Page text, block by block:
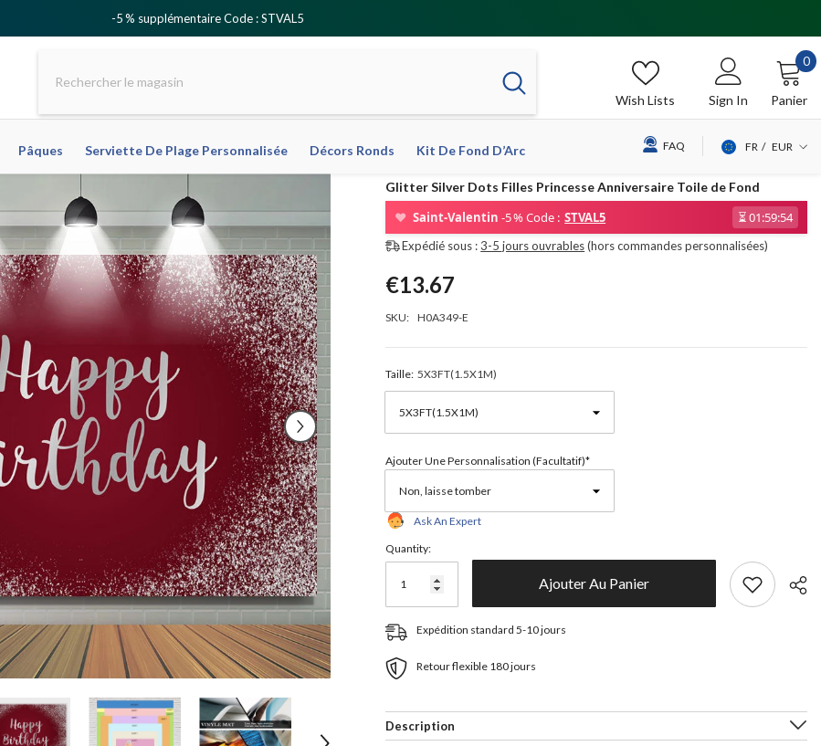
-5 % supplémentaire Code : STVAL5
Wish Lists Sign In Panier
00
Pâques Serviette De Plage Personnalisée Décors Ronds Kit De Fond D’Arc FAQ FR
EUR
EUR
GBP
Glitter Silver Dots Filles Princesse Anniversaire Toile de Fond
❤ Saint-Valentin -5 % Code : STVAL5 ⏳01:59:54
Expédié sous :3-5 jours ouvrables(hors commandes personnalisées)
€13.67
SKU: H0A349-E
Taille: 5X3FT(1.5X1M)
Ajouter Une Personnalisation (facultatif)*
Ask An Expert
Quantity:
Ajouter Au Panier
Expédition standard 5-10 jours
Retour flexible 180 jours
Description